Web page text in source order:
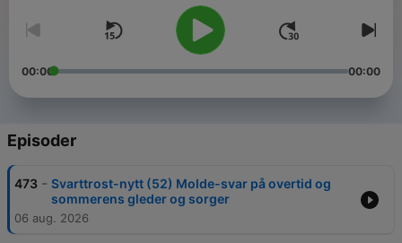
00:00 00:00
Episoder
473 - Svarttrost-nytt (52) Molde-svar på overtid og
sommerens gleder og sorger
06 aug. 2026